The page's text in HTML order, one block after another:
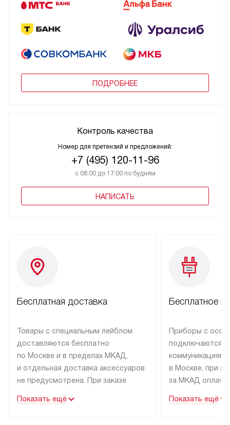
ПОДРОБНЕЕ
Контроль качества
Номер для претензий и предложений:
+7 (495) 120-11-96
с 08:00 до 17:00 по будням
НАПИСАТЬ
Бесплатная доставка
Товары с специальным лейблом
доставляются бесплатно
по Москве и в пределах МКАД,
и отдельная доставка аксессуаров
не предусмотрена. При заказе
рекомендуем обсудить
Показать ещё
Бесплатное
Приборы с
подключаются к
коммуникациям
в Москве, при
за МКАД
партнера
Показать ещё